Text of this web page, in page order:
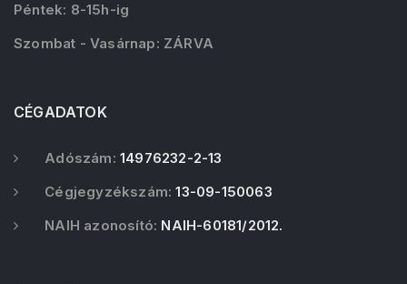
Péntek: 8-15h-ig
Szombat - Vasárnap: ZÁRVA
CÉGADATOK
Adószám: 14976232-2-13
Cégjegyzékszám: 13-09-150063
NAIH azonosító: NAIH-60181/2012.